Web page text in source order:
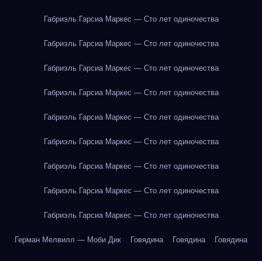
Габриэль Гарсиа Маркес — Сто лет одиночества
Габриэль Гарсиа Маркес — Сто лет одиночества
Габриэль Гарсиа Маркес — Сто лет одиночества
Габриэль Гарсиа Маркес — Сто лет одиночества
Габриэль Гарсиа Маркес — Сто лет одиночества
Габриэль Гарсиа Маркес — Сто лет одиночества
Габриэль Гарсиа Маркес — Сто лет одиночества
Габриэль Гарсиа Маркес — Сто лет одиночества
Габриэль Гарсиа Маркес — Сто лет одиночества
Герман Мелвилл — Моби Дик Говядина Говядина Говядина